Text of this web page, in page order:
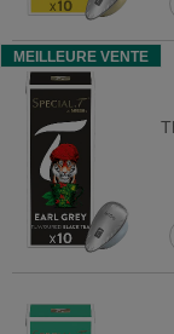
MEILLEURE VENTE